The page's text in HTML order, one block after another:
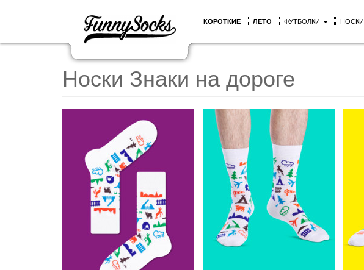
КОРОТКИЕ ЛЕТО ФУТБОЛКИ НОСКИ
Носки Знаки на дороге